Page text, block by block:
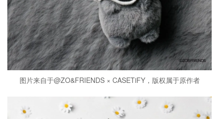
图片来自于@ZO&FRIENDS × CASETiFY，版权属于原作者